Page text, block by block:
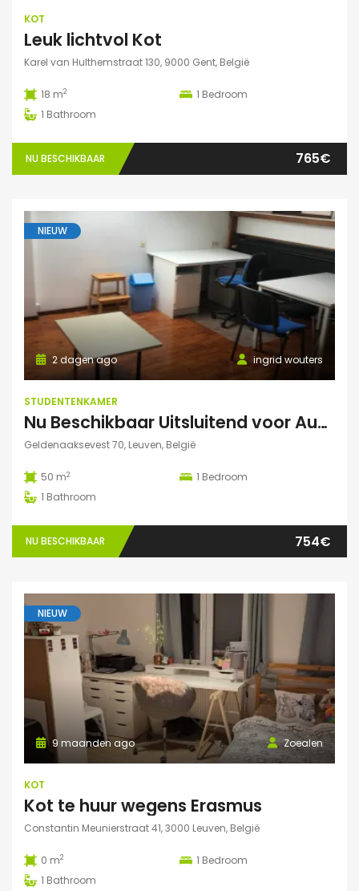
KOT
Leuk lichtvol Kot
Karel van Hulthemstraat 130, 9000 Gent, België
18 m2 1 Bedroom
1 Bathroom
NU BESCHIKBAAR 765€
NIEUW
ingrid wouters
2 dagen ago
STUDENTENKAMER
Nu Beschikbaar Uitsluitend voor Augustus 2026 in Leuven Studio
Geldenaaksevest 70, Leuven, België
50 m2 1 Bedroom
1 Bathroom
NU BESCHIKBAAR 754€
NIEUW
Zoealen
9 maanden ago
KOT
Kot te huur wegens Erasmus
Constantin Meunierstraat 41, 3000 Leuven, België
0 m2 1 Bedroom
1 Bathroom